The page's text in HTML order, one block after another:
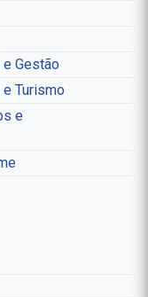
e Gestão
Turismo
e